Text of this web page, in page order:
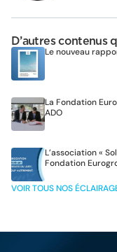
D’autres contenus
Le nouveau
La Fondation
ADO
L’association «
Fondation
VOIR TOUS NOS